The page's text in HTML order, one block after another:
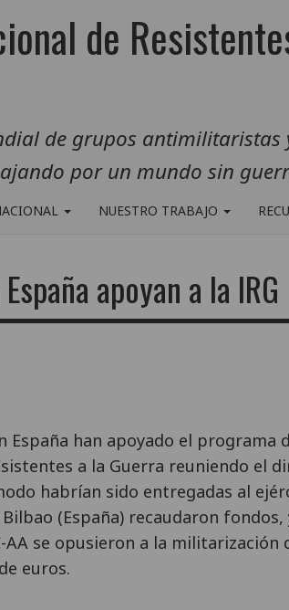
de
de grupos antimilitaristas
por un mundo sin
NUESTRO TRABAJO
apoyan a la IRG
España han apoyado el programa
a la Guerra reuniendo el
habrían sido entregadas al
(España) recaudaron fondos,
se opusieron a la militarización
euros.